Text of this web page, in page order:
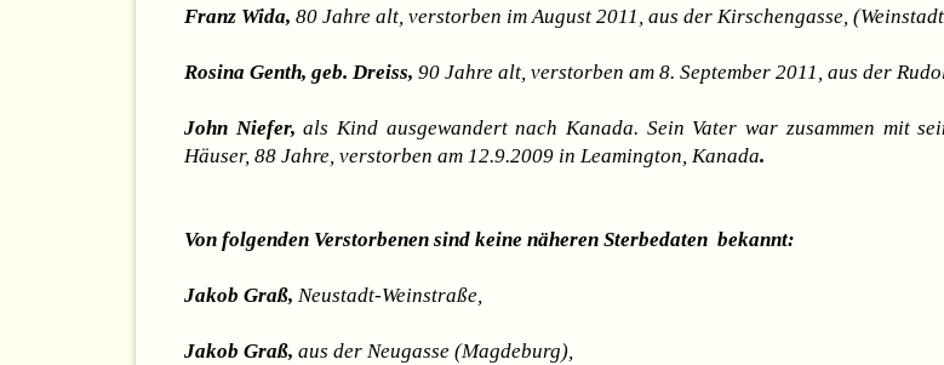
Franz Wida, 80 Jahre alt, verstorben im August 2011, aus der Kirschengasse,
Rosina Genth, geb. Dreiss, 90 Jahre alt, verstorben am 8. September 2011, aus der
John Niefer, als Kind ausgewandert nach Kanada. Sein Vater war zusammen mit
Häuser, 88 Jahre, verstorben am 12.9.2009 in Leamington, Kanada.
Von folgenden Verstorbenen sind keine näheren Sterbedaten bekannt:
Jakob Graß, Neustadt-Weinstraße,
Jakob Graß, aus der Neugasse (Magdeburg),